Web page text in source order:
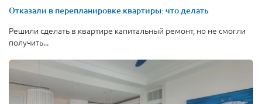
Отказали в перепланировке квартиры: что делать
Решили сделать в квартире капитальный ремонт, но не смогли
получить...